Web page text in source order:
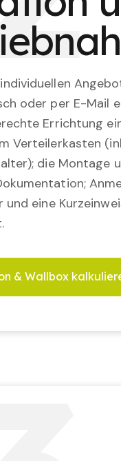
oder per E-Mail
Errichtung
Verteilerkasten
die Montage
eine
& Wallbox